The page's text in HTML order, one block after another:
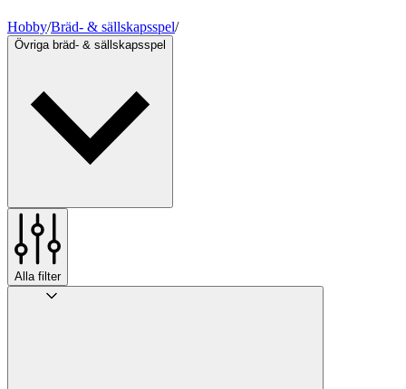
Hobby/Bräd- & sällskapsspel/
Övriga bräd- & sällskapsspel
Alla filter